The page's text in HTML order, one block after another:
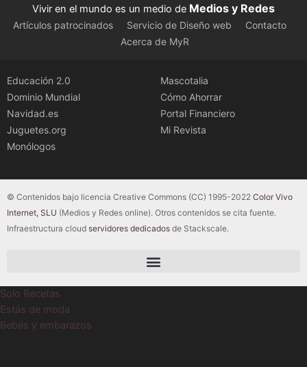
Vivir en el mundo es un medio de Medios y Redes
Artículos patrocinados Servicio de Diseño web
Contacto
Acerca de MyR
Educación 2.0
Dominio Mundial
Navidad.es
Juguetes.org
Monólogos
Mascotalia
Cómo Ahorrar
Portal Financiero
Mi Revista
© Contenidos bajo licencia Creative Commons (CC) 1995-2022 Color Vivo
Internet, SLU (Medios y Redes online). Otros contenidos se cita fuente.
Infraestructura cloud servidores dedicados de Stackscale.
Solo Recetas
Estás de moda
Bebés y embarazos